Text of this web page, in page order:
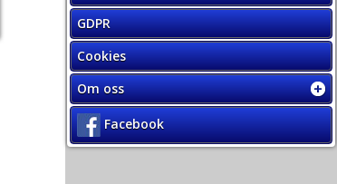
GDPR
Cookies
Om oss
Facebook